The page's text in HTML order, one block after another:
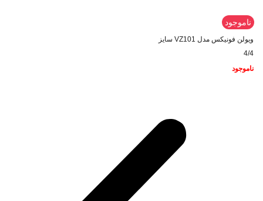
ناموجود
ویولن فونیکس مدل VZ101 سایز
4/4
ناموجود